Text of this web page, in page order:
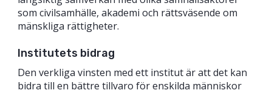
som civilsamhälle, akademi och rättsväsende om
mänskliga rättigheter.
Institutets bidrag
Den verkliga vinsten med ett institut är att det kan
bidra till en bättre tillvaro för enskilda människor